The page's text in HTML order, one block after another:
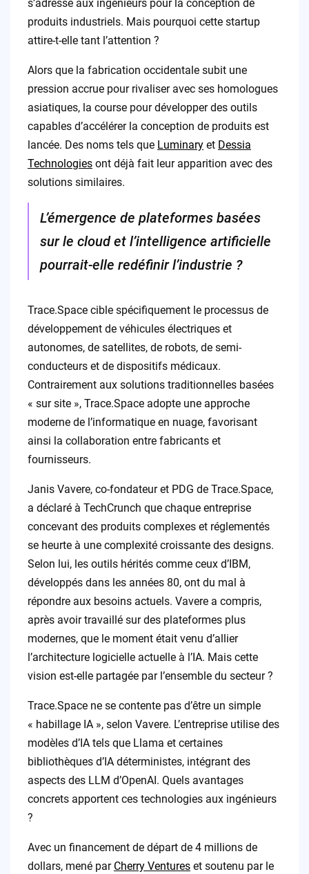
s’adresse aux ingénieurs pour la conception de
produits industriels. Mais pourquoi cette startup
attire-t-elle tant l’attention ?
Alors que la fabrication occidentale subit une
pression accrue pour rivaliser avec ses homologues
asiatiques, la course pour développer des outils
capables d’accélérer la conception de produits est
lancée. Des noms tels que Luminaryet Dessia
Technologiesont déjà fait leur apparition avec des
solutions similaires.
L’émergence de plateformes basées
sur le cloud et l’intelligence artificielle
pourrait-elle redéfinir l’industrie ?
Trace.Space cible spécifiquement le processus de
développement de véhicules électriques et
autonomes, de satellites, de robots, de semi-
conducteurs et de dispositifs médicaux.
Contrairement aux solutions traditionnelles basées
« sur site », Trace.Space adopte une approche
moderne de l’informatique en nuage, favorisant
ainsi la collaboration entre fabricants et
fournisseurs.
Janis Vavere, co-fondateur et PDG de Trace.Space,
a déclaré à TechCrunch que chaque entreprise
concevant des produits complexes et réglementés
se heurte à une complexité croissante des designs.
Selon lui, les outils hérités comme ceux d’IBM,
développés dans les années 80, ont du mal à
répondre aux besoins actuels. Vavere a compris,
après avoir travaillé sur des plateformes plus
modernes, que le moment était venu d’allier
l’architecture logicielle actuelle à l’IA. Mais cette
vision est-elle partagée par l’ensemble du secteur ?
Trace.Space ne se contente pas d’être un simple
« habillage IA », selon Vavere. L’entreprise utilise des
modèles d’IA tels que Llama et certaines
bibliothèques d’IA déterministes, intégrant des
aspects des LLM d’OpenAI. Quels avantages
concrets apportent ces technologies aux ingénieurs
?
Avec un financement de départ de 4 millions de
dollars, mené par Cherry Ventureset soutenu par le